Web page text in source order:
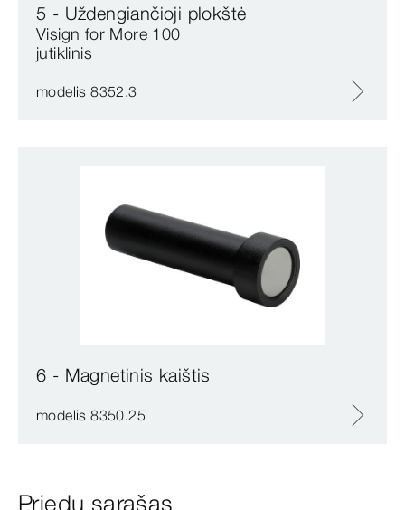
5 - Uždengiančioji plokštė
Visign for More 100
jutiklinis
modelis 8352.3
6 - Magnetinis kaištis
modelis 8350.25
Priedų sąrašas